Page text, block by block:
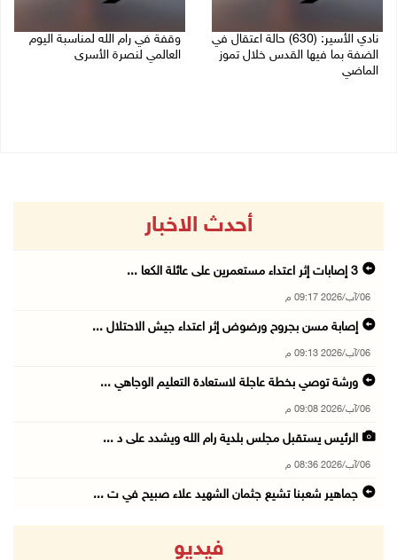
نادي الأسير: (630) حالة اعتقال في
الضفة بما فيها القدس خلال تموز
الماضي
وقفة في رام الله لمناسبة اليوم
العالمي لنصرة الأسرى
أحدث الاخبار
06/آب/2026 09:17 م
إصابة مسن بجروح ورضوض إثر اعتداء جيش الاحتلال ...
06/آب/2026 09:13 م
ورشة توصي بخطة عاجلة لاستعادة التعليم الوجاهي ...
06/آب/2026 09:08 م
الرئيس يستقبل مجلس بلدية رام الله ويشدد على د ...
06/آب/2026 08:36 م
جماهير شعبنا تشيع جثمان الشهيد علاء صبيح في ت ...
الاحتلال يوسع حملات الدهم والاعتقال في قلنديا ...
فيديو